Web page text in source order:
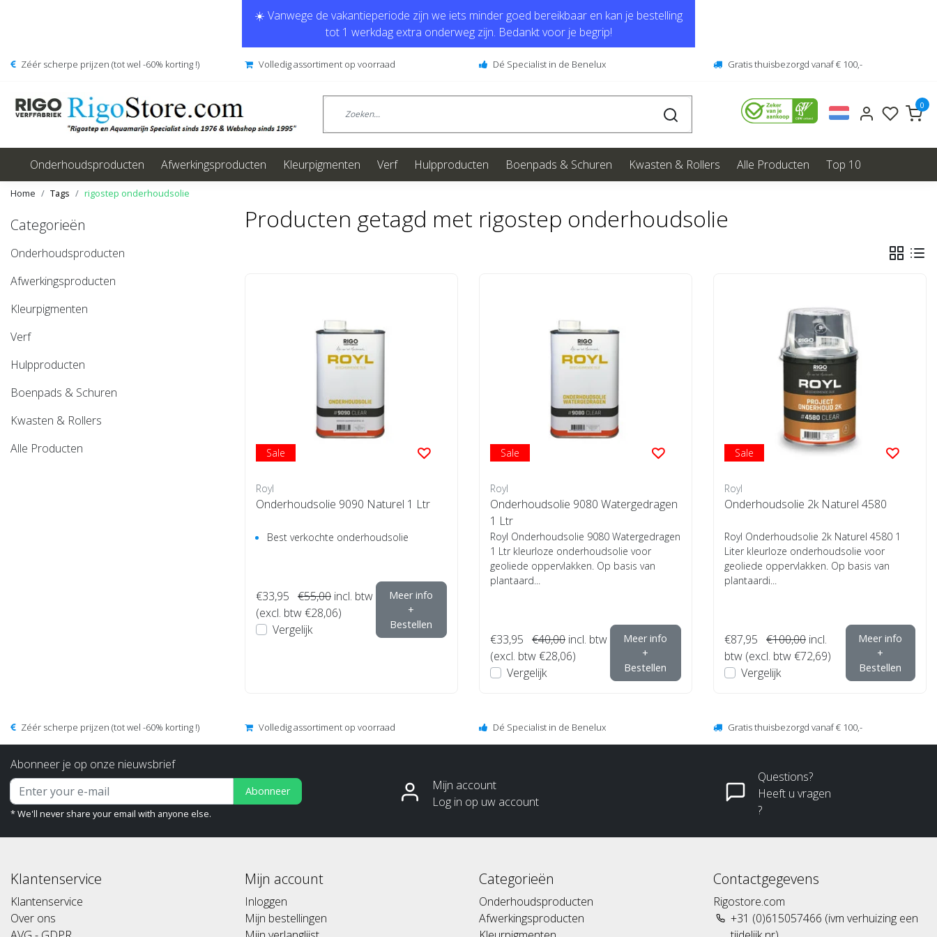
☀️ Vanwege de vakantieperiode zijn we iets minder goed bereikbaar en kan je bestelling
tot 1 werkdag extra onderweg zijn. Bedankt voor je begrip!
Zéér scherpe prijzen (tot wel -60% korting !) Volledig assortiment op voorraad Dé Specialist in de Benelux Gratis thuisbezorgd vanaf € 100,-
0
Onderhoudsproducten Afwerkingsproducten Kleurpigmenten Verf Hulpproducten Boenpads & Schuren Kwasten & Rollers Alle Producten Top 10
Home Tags rigostep onderhoudsolie
Categorieën
Onderhoudsproducten
Afwerkingsproducten
Kleurpigmenten
Verf
Hulpproducten
Boenpads & Schuren
Kwasten & Rollers
Alle Producten
Producten getagd met rigostep onderhoudsolie
Sale
Royl
Onderhoudsolie 9090 Naturel 1 Ltr
Best verkochte onderhoudsolie
€33,95 €55,00 incl. btw
(excl. btw €28,06)
Vergelijk
Meer info
+
Bestellen
Sale
Royl
Onderhoudsolie 9080 Watergedragen
1 Ltr
Royl Onderhoudsolie 9080 Watergedragen
1 Ltr kleurloze onderhoudsolie voor
geoliede oppervlakken. Op basis van
plantaard...
€33,95 €40,00 incl. btw
(excl. btw €28,06)
Vergelijk
Meer info
+
Bestellen
Sale
Royl
Onderhoudsolie 2k Naturel 4580
Royl Onderhoudsolie 2k Naturel 4580 1
Liter kleurloze onderhoudsolie voor
geoliede oppervlakken. Op basis van
plantaardi...
€87,95 €100,00 incl.
btw (excl. btw €72,69)
Vergelijk
Meer info
+
Bestellen
Zéér scherpe prijzen (tot wel -60% korting !) Volledig assortiment op voorraad Dé Specialist in de Benelux Gratis thuisbezorgd vanaf € 100,-
Abonneer je op onze nieuwsbrief
Abonneer
* We'll never share your email with anyone else.
Mijn account
Log in op uw account
Questions?
Heeft u vragen
?
Klantenservice
Klantenservice
Over ons
Mijn account
Inloggen
Mijn bestellingen
Categorieën
Onderhoudsproducten
Afwerkingsproducten
Contactgegevens
Rigostore.com
+31 (0)615057466 (ivm verhuizing een